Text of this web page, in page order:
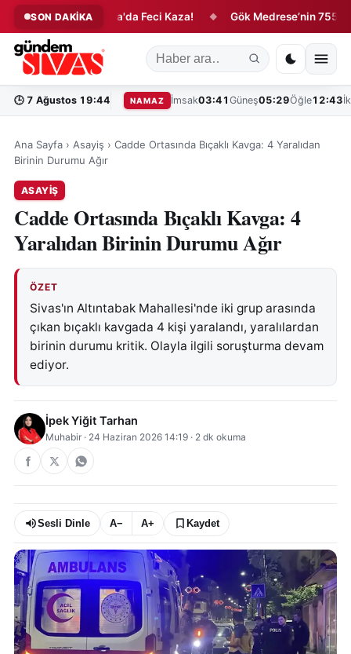
SON DAKİKA
◆ Şarkışla'da Feci Kaza! ◆ Gök Medrese’nin 755 Yıllık
🕒 7 Ağustos 19:44 NAMAZ İmsak03:41 Güneş05:29Öğle12:43
Ana Sayfa › Asayiş › Cadde Ortasında Bıçaklı Kavga: 4 Yaralıdan
Birinin Durumu Ağır
ASAYIŞ
Cadde Ortasında Bıçaklı Kavga: 4
Yaralıdan Birinin Durumu Ağır
ÖZET
Sivas'ın Altıntabak Mahallesi'nde iki grup arasında
çıkan bıçaklı kavgada 4 kişi yaralandı, yaralılardan
birinin durumu kritik. Olayla ilgili soruşturma devam
ediyor.
İpek Yiğit Tarhan
Muhabir · 24 Haziran 2026 14:19 · 2 dk okuma
Sesli Dinle A− A+ Kaydet